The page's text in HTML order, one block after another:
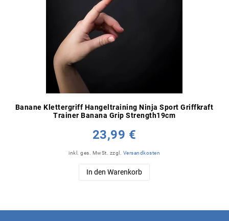
Banane Klettergriff Hangeltraining Ninja Sport Griffkraft
Trainer Banana Grip Strength19cm
23,99 €
inkl. ges. MwSt. zzgl. Versandkosten
In den Warenkorb